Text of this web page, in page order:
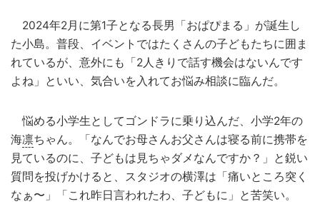
2024年2月に第1子となる長男「おぱぴまる」が誕生し
た小島。普段、イベントではたくさんの子どもたちに囲ま
れているが、意外にも「2人きりで話す機会はないんです
よね」といい、気合いを入れてお悩み相談に臨んだ。
悩める小学生としてゴンドラに乗り込んだ、小学2年の
海凛ちゃん。「なんでお母さんお父さんは寝る前に携帯を
見ているのに、子どもは見ちゃダメなんですか？」と鋭い
質問を投げかけると、スタジオの横澤は「痛いところ突く
なぁ〜」「これ昨日言われたわ、子どもに」と苦笑い。